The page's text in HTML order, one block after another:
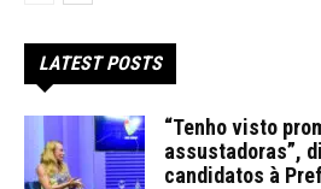
LATEST POSTS
“Tenho visto
assustadoras”,
candidatos à